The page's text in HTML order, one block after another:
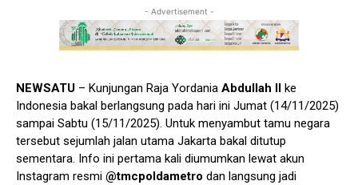
- Advertisement -
NEWSATU – Kunjungan Raja Yordania Abdullah II ke
Indonesia bakal berlangsung pada hari ini Jumat (14/11/2025)
sampai Sabtu (15/11/2025). Untuk menyambut tamu negara
tersebut sejumlah jalan utama Jakarta bakal ditutup
sementara. Info ini pertama kali diumumkan lewat akun
Instagram resmi @tmcpoldametro dan langsung jadi